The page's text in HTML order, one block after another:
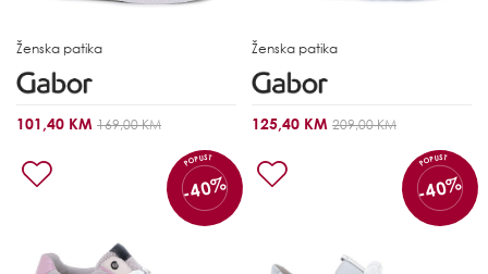
Ženska patika
101,40 KM 169,00 KM
Ženska patika
125,40 KM 209,00 KM
POPUST
-40%
POPUST
-40%